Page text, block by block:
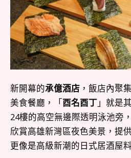
新開幕的承億酒店 ，飯店內聚
美食餐廳，「酉名酉丁」就是
24樓的高空無邊際透明泳池旁
欣賞高雄新灣區夜色美景，提
更像是高級新潮的日式居酒屋